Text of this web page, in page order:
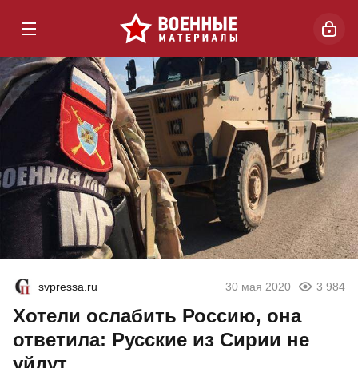
svpressa.ru 30 мая 2020 3 984
Хотели ослабить Россию, она
ответила: Русские из Сирии не